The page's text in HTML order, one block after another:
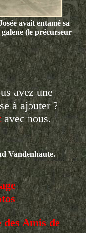
avait entamé sa
(le précurseur
avez une
à ajouter ?
avec nous.
Vandenhaute.
Amis de